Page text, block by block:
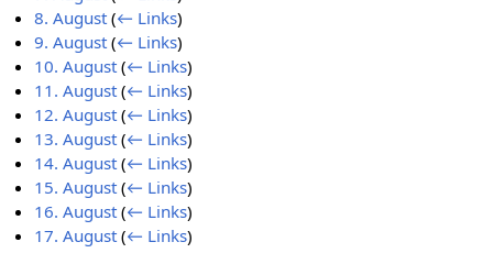
8. August (← Links)
9. August (← Links)
10. August (← Links)
11. August (← Links)
12. August (← Links)
13. August (← Links)
14. August (← Links)
15. August (← Links)
16. August (← Links)
17. August (← Links)